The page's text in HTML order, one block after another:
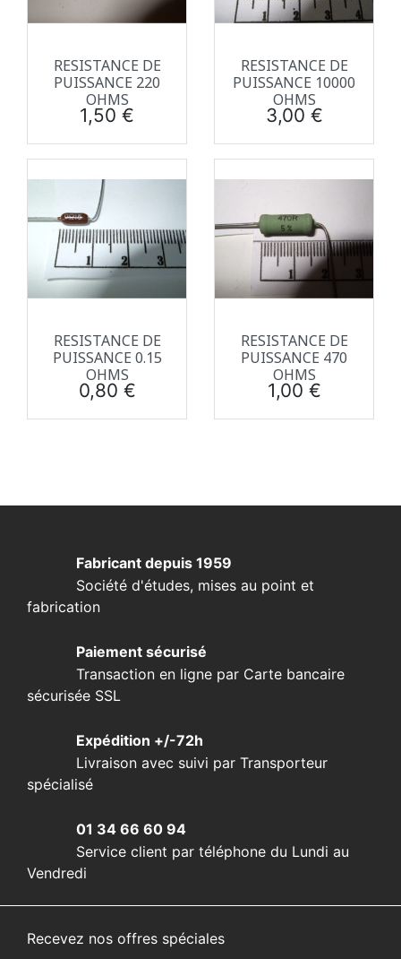
RESISTANCE DE
PUISSANCE 220
OHMS
Prix
1,50 €
RESISTANCE DE
PUISSANCE 10000
OHMS
Prix
3,00 €
RESISTANCE DE
PUISSANCE 0.15
OHMS
Prix
0,80 €
RESISTANCE DE
PUISSANCE 470
OHMS
Prix
1,00 €
Fabricant depuis 1959
Société d'études, mises au point et
fabrication
Paiement sécurisé
Transaction en ligne par Carte bancaire
sécurisée SSL
Expédition +/-72h
Livraison avec suivi par Transporteur
spécialisé
01 34 66 60 94
Service client par téléphone du Lundi au
Vendredi
Recevez nos offres spéciales